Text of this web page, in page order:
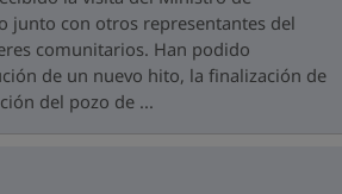
junto con otros representantes del
comunitarios. Han podido
de un nuevo hito, la finalización de
del pozo de ...